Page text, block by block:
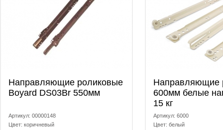
Направляющие роликовые
Boyard DS03Br 550мм
Артикул: 00000148
Цвет: коричневый
Направляющие
600мм белые
15 кг
Артикул: 6000
Цвет: белый